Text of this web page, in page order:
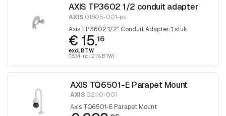
AXIS TP3602 1/2 conduit adapter
AXIS 01805-001-ps
Axis TP3602 1/2" Conduit Adapter, 1 stuk
€ 15.16
excl. BTW
(18.34 incl. 21% BTW)
AXIS TQ6501-E Parapet Mount
AXIS02110-001
Axis TQ6501-E Parapet Mount